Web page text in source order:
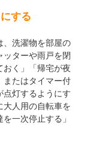
する
、洗濯物を部屋の
ターや雨戸を閉
おく」「帰宅が夜
またはタイマー付
点灯するようにす
大人用の自転車を
一次停止する」